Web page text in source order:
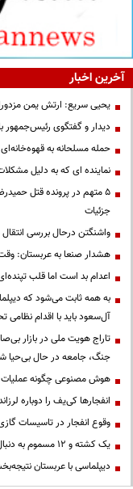
آخرین اخبار
یحیی سریع: ارتش یمن
دیدار و گفتگوی رئیس‌جمهور
حمله مسلحانه به قهوه‌خانه‌ای در زاهدان؛
نماینده ای که به دلیل
۵ متهم در پرونده قتل
جزئیات
واشنگتن درحال بررسی
هشدار صنعا به عربستان:
اعدام بد است اما قلب
به همه ثابت می‌شود که
آل‌سعود باید با اقدام نظامی
تاراج هویت ملی در بازار
جنگ، جامعه در حال
هوش مصنوعی چگونه عملیات
انفجارها کی‌یف را دوباره
وقوع انفجار در تاسیسات
یک کشته و ۱۲ مسموم به دنبال مصرف مشروبات الکلی در نیشابور
دیپلماسی با عربستان